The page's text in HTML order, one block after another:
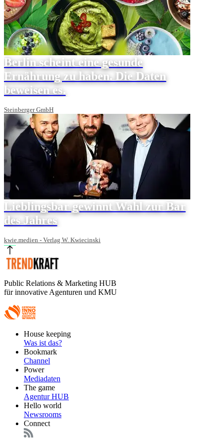
Berlin scheint eine gesunde
Ernährung zu haben. Die Daten
beweisen es.
Steinberger GmbH
Lieblingsbar gewinnt Wahl zur Bar
des Jahres
kwie.medien - Verlag W. Kwiecinski
Public Relations & Marketing HUB
für innovative Agenturen und KMU
FooterHouse keeping
Was ist das?
Bookmark
Channel
Power
Mediadaten
The game
Agentur HUB
Hello world
Newsrooms
Connect